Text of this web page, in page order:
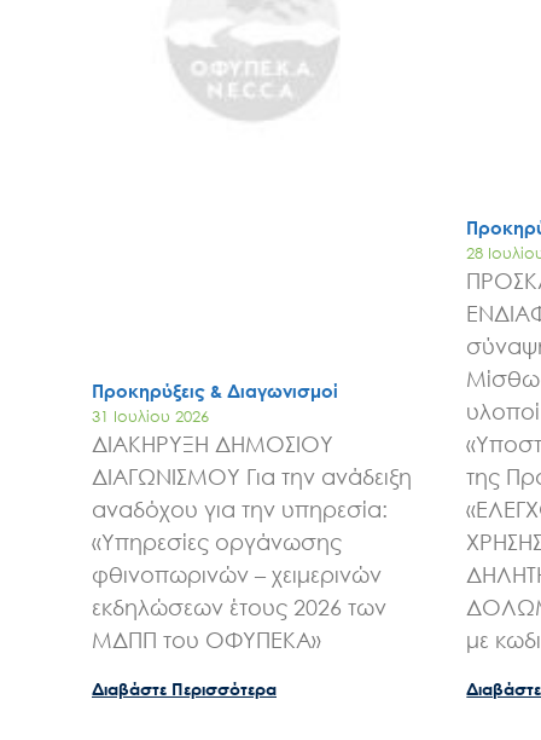
Προκηρύξεις & Διαγωνισμοί
31 Ιουλίου 2026
ΔΙΑΚΗΡΥΞΗ ΔΗΜΟΣΙΟΥ
ΔΙΑΓΩΝΙΣΜΟΥ Για την ανάδειξη
αναδόχου για την υπηρεσία:
«Υπηρεσίες οργάνωσης
φθινοπωρινών – χειμερινών
εκδηλώσεων έτους 2026 των
ΜΔΠΠ του ΟΦΥΠΕΚΑ»
Διαβάστε Περισσότερα
28
της
με